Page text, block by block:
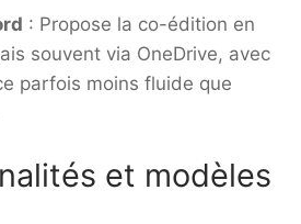
: Propose la co-édition en
souvent via OneDrive, avec
parfois moins fluide que
et modèles